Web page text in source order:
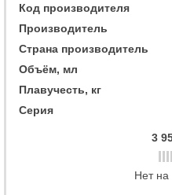
Код производителя
Производитель
Страна производитель
Объём, мл
Плавучесть, кг
Серия
3
Нет на